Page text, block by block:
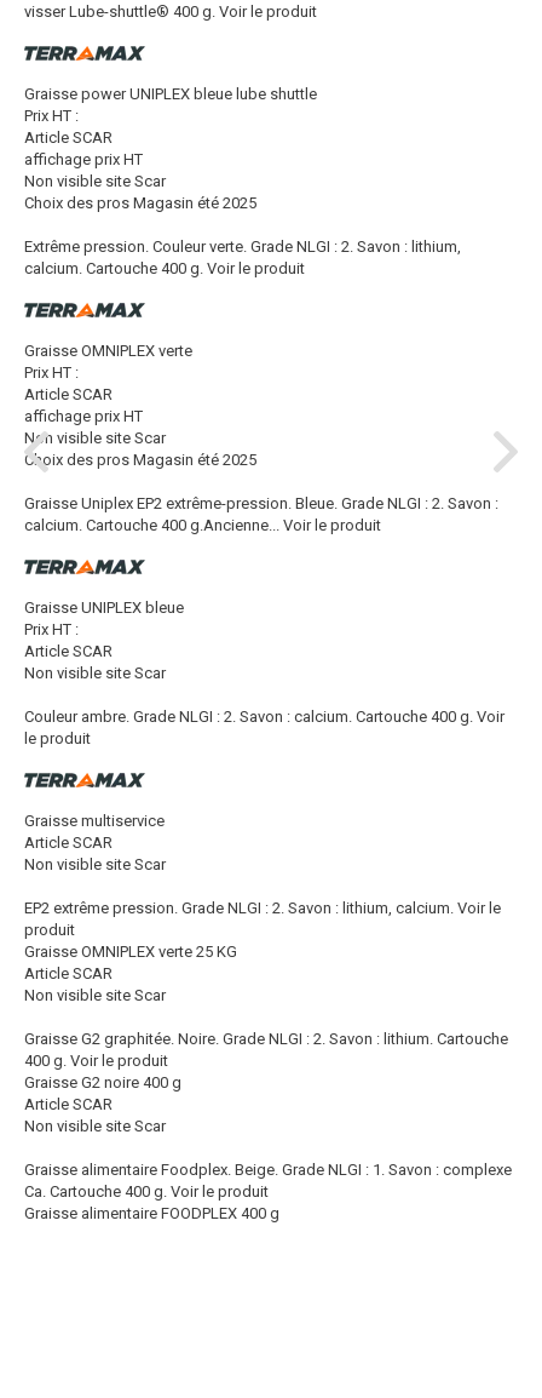
visser Lube-shuttle® 400 g. Voir le produit
Graisse power UNIPLEX bleue lube shuttle
Prix HT :
Article SCAR
affichage prix HT
Non visible site Scar
Choix des pros Magasin été 2025
Extrême pression. Couleur verte. Grade NLGI : 2. Savon : lithium,
calcium. Cartouche 400 g. Voir le produit
Graisse OMNIPLEX verte
Prix HT :
Article SCAR
affichage prix HT
Non visible site Scar
Choix des pros Magasin été 2025
Graisse Uniplex EP2 extrême-pression. Bleue. Grade NLGI : 2. Savon :
calcium. Cartouche 400 g.Ancienne... Voir le produit
Graisse UNIPLEX bleue
Prix HT :
Article SCAR
Non visible site Scar
Couleur ambre. Grade NLGI : 2. Savon : calcium. Cartouche 400 g. Voir
le produit
Graisse multiservice
Article SCAR
Non visible site Scar
EP2 extrême pression. Grade NLGI : 2. Savon : lithium, calcium. Voir le
produit
Graisse OMNIPLEX verte 25 KG
Article SCAR
Non visible site Scar
Graisse G2 graphitée. Noire. Grade NLGI : 2. Savon : lithium. Cartouche
400 g. Voir le produit
Graisse G2 noire 400 g
Article SCAR
Non visible site Scar
Graisse alimentaire Foodplex. Beige. Grade NLGI : 1. Savon : complexe
Ca. Cartouche 400 g. Voir le produit
Graisse alimentaire FOODPLEX 400 g